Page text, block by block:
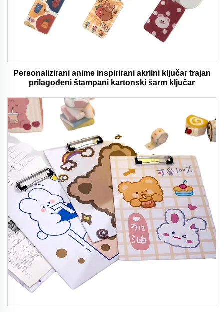
Personalizirani anime inspirirani akrilni ključar trajan
prilagođeni štampani kartonski šarm ključar